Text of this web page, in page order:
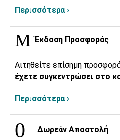
Περισσότερα ›
Έκδοση Προσφοράς
Αιτηθείτε επίσημη
έχετε συγκεντρώσει στο
Περισσότερα ›
Δωρεάν Αποστολή